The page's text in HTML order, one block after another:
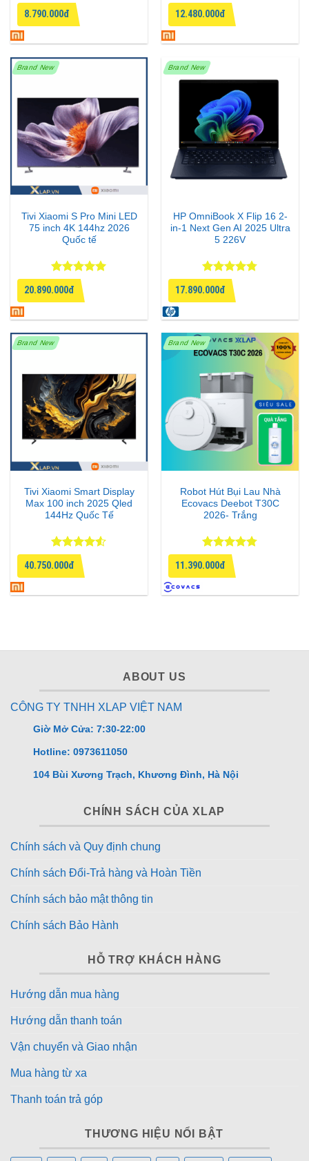
Được xếp
hạng4.67
5 sao
8.790.000đ
Được xếp
hạng
55
sao
12.480.000đ
Brand New
Tivi Xiaomi S Pro Mini LED
75 inch 4K 144hz 2026
Quốc tế
Được xếp
hạng
55
sao
20.890.000đ
Brand New
HP OmniBook X Flip 16 2-
in-1 Next Gen AI 2025 Ultra
5 226V
Được xếp
hạng
4.75
5 sao
17.890.000đ
Brand New
Tivi Xiaomi Smart Display
Max 100 inch 2025 Qled
144Hz Quốc Tế
Được xếp
hạng
4.5
5 sao
40.750.000đ
Brand New
Robot Hút Bụi Lau Nhà
Ecovacs Deebot T30C
2026- Trắng
Được xếp
hạng
4.75
5 sao
11.390.000đ
ABOUT US
CÔNG TY TNHH XLAP VIỆT NAM
Giờ Mở Cửa: 7:30-22:00
Hotline: 0973611050
104 Bùi Xương Trạch, Khương Đình, Hà Nội
CHÍNH SÁCH CỦA XLAP
Chính sách và Quy định chung
Chính sách Đổi-Trả hàng và Hoàn Tiền
Chính sách bảo mật thông tin
Chính sách Bảo Hành
HỖ TRỢ KHÁCH HÀNG
Hướng dẫn mua hàng
Hướng dẫn thanh toán
Vận chuyển và Giao nhận
Mua hàng từ xa
Thanh toán trả góp
THƯƠNG HIỆU NỔI BẬT